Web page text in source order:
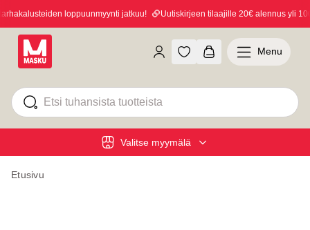
loppuunmyynti jatkuu! Uutiskirjeen tilaajille 20€ alennus yli
Valitse myymälä
Menu
Etusivu